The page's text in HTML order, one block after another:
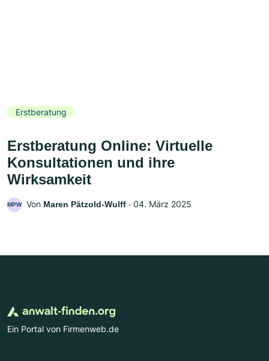
Erstberatung
Erstberatung Online: Virtuelle
Konsultationen und ihre
Wirksamkeit
MPW Von Maren Pätzold-Wulff ‧ 04. März 2025
Ein Portal von Firmenweb.de